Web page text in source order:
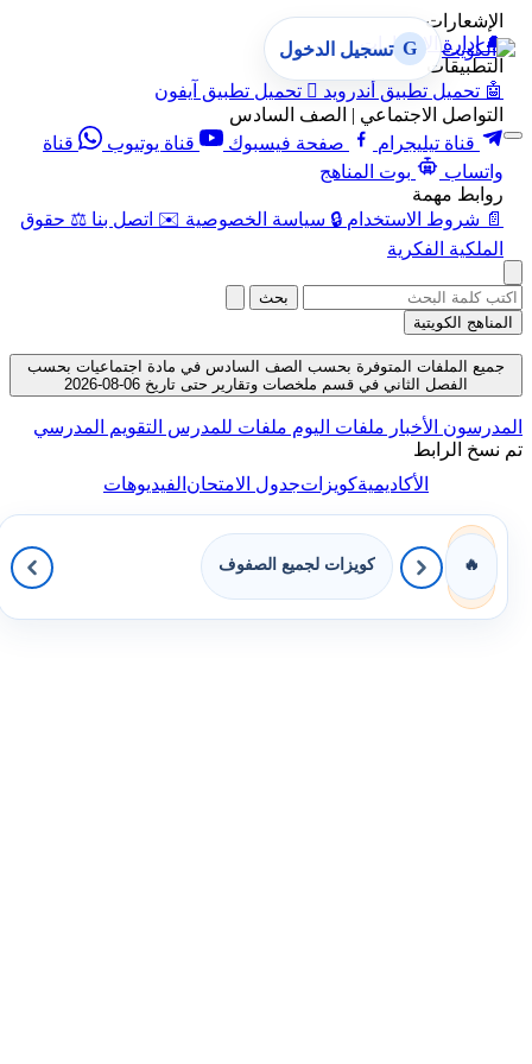
الإشعارات
🔔 إدارة الإشعارات
التطبيقات
🤖 تحميل تطبيق أندرويد  تحميل تطبيق آيفون
التواصل الاجتماعي | الصف السادس
قناة تيليجرام
صفحة فيسبوك قناة يوتيوب
قناة
واتساب
بوت المناهج
روابط مهمة
📄 شروط الاستخدام 🔒 سياسة الخصوصية ✉️ اتصل بنا ⚖️ حقوق
الملكية الفكرية
G تسجيل الدخول
بحث
المناهج الكويتية
جميع الملفات المتوفرة بحسب الصف السادس في مادة اجتماعيات بحسب
الفصل الثاني في قسم ملخصات وتقارير حتى تاريخ 06-08-2026
المدرسون الأخبار ملفات اليوم ملفات للمدرس التقويم المدرسي
تم نسخ الرابط
الأكاديميةكويزاتجدول الامتحانالفيديوهات
🔥 كويزات لجميع الصفوف